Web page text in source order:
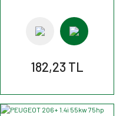
182,23 TL